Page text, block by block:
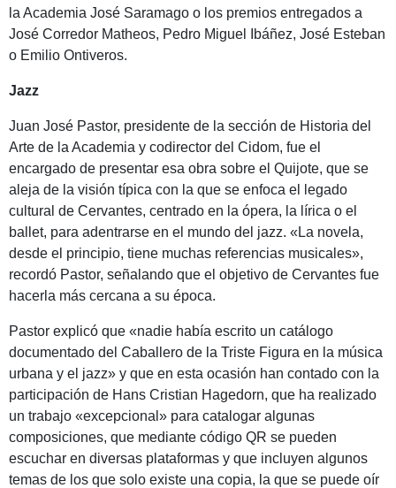
la Academia José Saramago o los premios entregados a
José Corredor Matheos, Pedro Miguel Ibáñez, José Esteban
o Emilio Ontiveros.
Jazz
Juan José Pastor, presidente de la sección de Historia del
Arte de la Academia y codirector del Cidom, fue el
encargado de presentar esa obra sobre el Quijote, que se
aleja de la visión típica con la que se enfoca el legado
cultural de Cervantes, centrado en la ópera, la lírica o el
ballet, para adentrarse en el mundo del jazz. «La novela,
desde el principio, tiene muchas referencias musicales»,
recordó Pastor, señalando que el objetivo de Cervantes fue
hacerla más cercana a su época.
Pastor explicó que «nadie había escrito un catálogo
documentado del Caballero de la Triste Figura en la música
urbana y el jazz» y que en esta ocasión han contado con la
participación de Hans Cristian Hagedorn, que ha realizado
un trabajo «excepcional» para catalogar algunas
composiciones, que mediante código QR se pueden
escuchar en diversas plataformas y que incluyen algunos
temas de los que solo existe una copia, la que se puede oír